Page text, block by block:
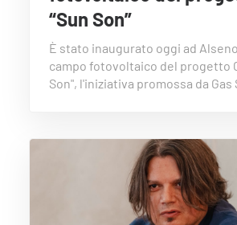
“Sun Son”
È stato inaugurato oggi ad
campo fotovoltaico del progetto
Son", l'iniziativa promossa da Gas